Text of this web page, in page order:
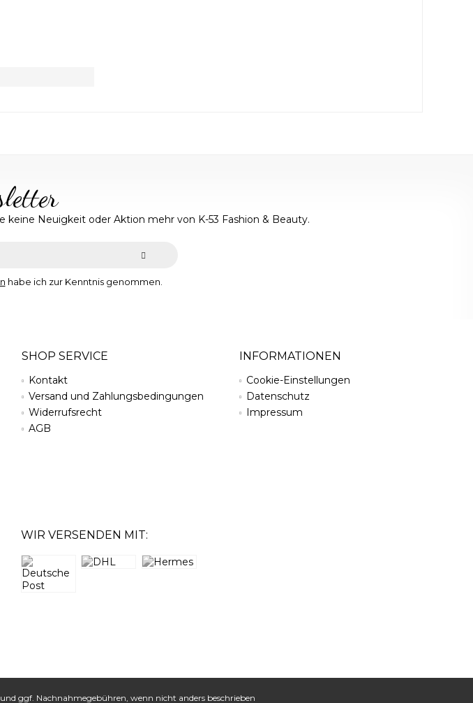
Neuigkeit oder Aktion mehr von K-53 Fashion & Beauty.
habe ich zur Kenntnis genommen.
SHOP SERVICE
Kontakt
Versand und Zahlungsbedingungen
Widerrufsrecht
AGB
INFORMATIONEN
Cookie-Einstellungen
Datenschutz
Impressum
WIR VERSENDEN MIT:
und ggf. Nachnahmegebühren, wenn nicht anders beschrieben